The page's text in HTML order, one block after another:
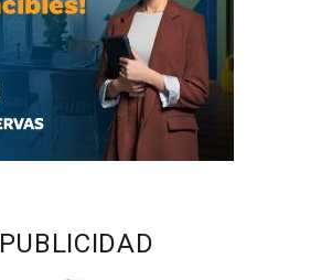
PUBLICIDAD